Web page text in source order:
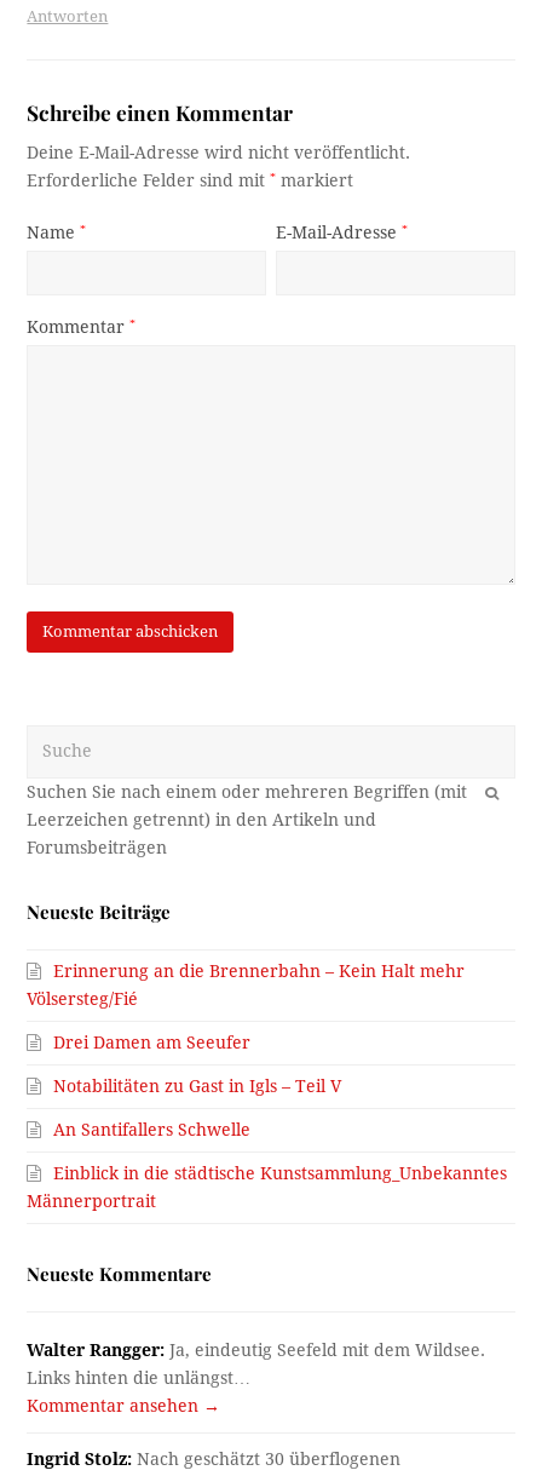
Antworten
Schreibe einen Kommentar
Deine E-Mail-Adresse wird nicht veröffentlicht.
Erforderliche Felder sind mit* markiert
Name* E-Mail-Adresse*
Kommentar*
OK
Neueste Beiträge
Erinnerung an die Brennerbahn – Kein Halt mehr
Völsersteg/Fié
Drei Damen am Seeufer
Notabilitäten zu Gast in Igls – Teil V
An Santifallers Schwelle
Einblick in die städtische Kunstsammlung_Unbekanntes
Männerportrait
Neueste Kommentare
Walter Rangger: Ja, eindeutig Seefeld mit dem Wildsee.
Links hinten die unlängst…
Kommentar ansehen →
Ingrid Stolz: Nach geschätzt 30 überflogenen